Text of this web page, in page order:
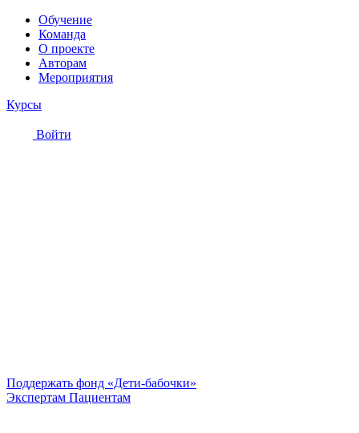
Обучение
Команда
О проекте
Авторам
Мероприятия
Курсы
Войти
Поддержать фонд «Дети-бабочки»
Экспертам Пациентам